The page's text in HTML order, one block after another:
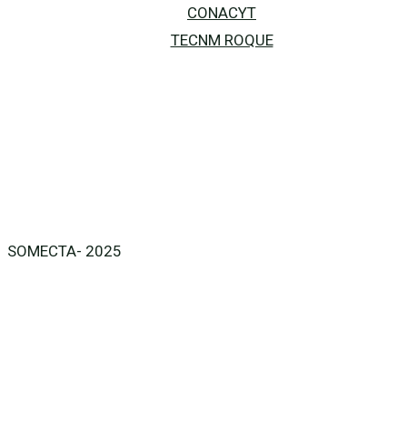
CONACYT
TECNM ROQUE
SOMECTA- 2025